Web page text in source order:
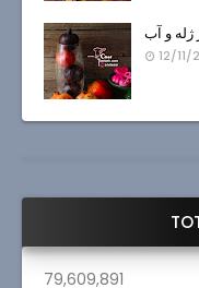
ژله و آب
12/11/
79,609,891